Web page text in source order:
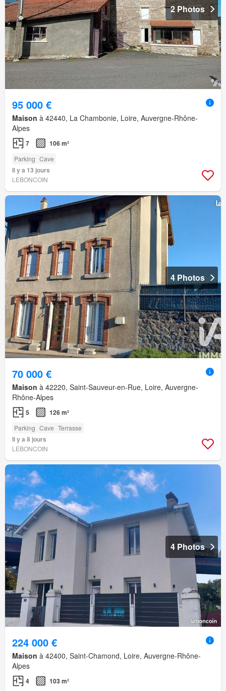
2 Photos
95 000 €
Maison à 42440, La Chambonie, Loire, Auvergne-Rhône-
Alpes
7 106 m²
Parking Cave
Il y a 13 jours
LEBONCOIN
4 Photos
70 000 €
Maison à 42220, Saint-Sauveur-en-Rue, Loire, Auvergne-
Rhône-Alpes
5 126 m²
Parking Cave Terrasse
Il y a 8 jours
LEBONCOIN
4 Photos
224 000 €
Maison à 42400, Saint-Chamond, Loire, Auvergne-Rhône-
Alpes
4 103 m²